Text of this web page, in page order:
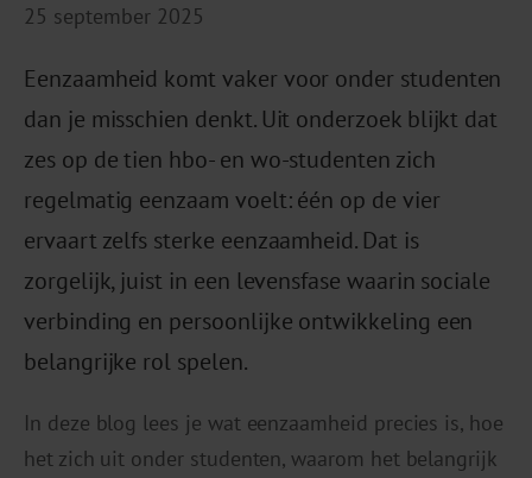
25 september 2025
Eenzaamheid komt vaker voor onder studenten
dan je misschien denkt. Uit onderzoek blijkt dat
zes op de tien hbo- en wo-studenten zich
regelmatig eenzaam voelt: één op de vier
ervaart zelfs sterke eenzaamheid. Dat is
zorgelijk, juist in een levensfase waarin sociale
verbinding en persoonlijke ontwikkeling een
belangrijke rol spelen.
In deze blog lees je wat eenzaamheid precies is, hoe
het zich uit onder studenten, waarom het belangrijk